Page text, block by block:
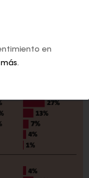
en
.